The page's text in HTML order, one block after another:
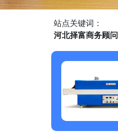
站点关键词：
河北择富商务顾问